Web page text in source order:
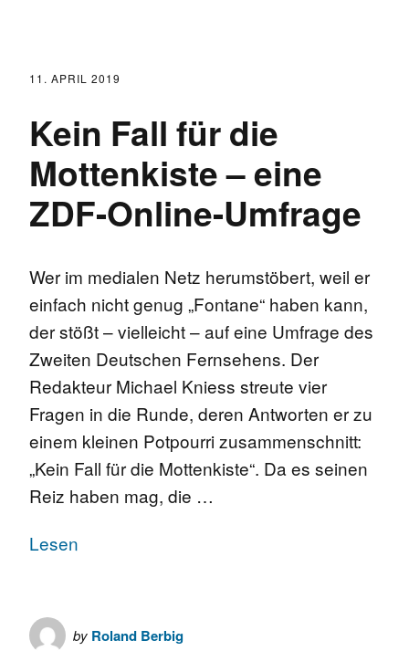
11. APRIL 2019
Kein Fall für die
Mottenkiste – eine
ZDF-Online-Umfrage
Wer im medialen Netz herumstöbert, weil er
einfach nicht genug „Fontane“ haben kann,
der stößt – vielleicht – auf eine Umfrage des
Zweiten Deutschen Fernsehens. Der
Redakteur Michael Kniess streute vier
Fragen in die Runde, deren Antworten er zu
einem kleinen Potpourri zusammenschnitt:
„Kein Fall für die Mottenkiste“. Da es seinen
Reiz haben mag, die …
Lesen
by Roland Berbig